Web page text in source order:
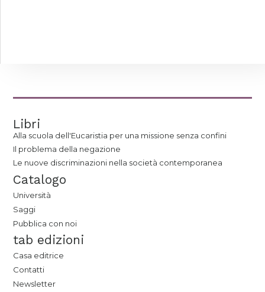
Libri
Alla scuola dell'Eucaristia per una missione senza confini
Il problema della negazione
Le nuove discriminazioni nella società contemporanea
Catalogo
Università
Saggi
Pubblica con noi
tab edizioni
Casa editrice
Contatti
Newsletter